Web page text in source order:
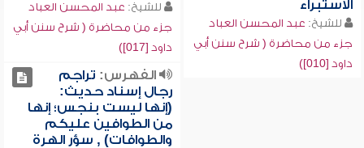
الاستبراء
للشيخ: عبد المحسن العباد
جزء من محاضرة ( شرح سنن أبي
داود [010])
للشيخ: عبد المحسن العباد
جزء من محاضرة ( شرح سنن أبي
داود [017])
الفهرس: تراجم
رجال إسناد حديث:
(إنها ليست بنجس؛ إنها
من الطوافين عليكم
والطوافات) , سؤر الهرة